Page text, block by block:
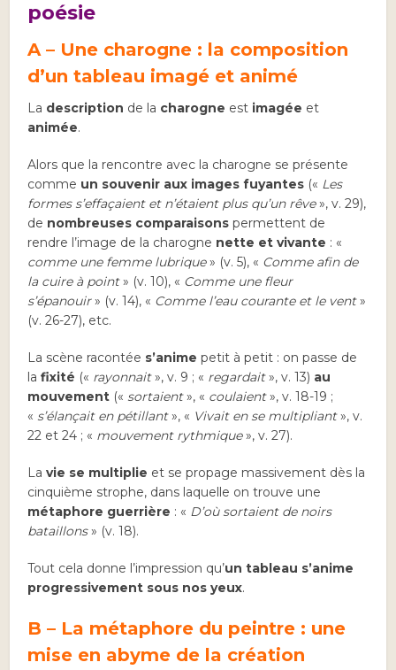
poésie
A – Une charogne : la composition
d’un tableau imagé et animé
La description de la charogne est imagée et
animée.
Alors que la rencontre avec la charogne se présente
comme un souvenir aux images fuyantes (« Les
formes s’effaçaient et n’étaient plus qu’un rêve», v. 29),
de nombreuses comparaisons permettent de
rendre l’image de la charogne nette et vivante : «
comme une femme lubrique» (v. 5), « Comme afin de
la cuire à point» (v. 10), « Comme une fleur
s’épanouir» (v. 14), « Comme l’eau courante et le vent»
(v. 26-27), etc.
La scène racontée s’anime petit à petit : on passe de
lafixité (« rayonnait», v. 9 ; « regardait», v. 13) au
mouvement (« sortaient», « coulaient», v. 18-19 ;
« s’élançait en pétillant», « Vivait en se multipliant», v.
22 et 24 ; « mouvement rythmique», v. 27).
Lavie se multiplie et se propage massivement dès la
cinquième strophe, dans laquelle on trouve une
métaphore guerrière : « D’où sortaient de noirs
bataillons» (v. 18).
Tout cela donne l’impression qu’un tableau s’anime
progressivement sous nos yeux.
B – La métaphore du peintre : une
mise en abyme de la création